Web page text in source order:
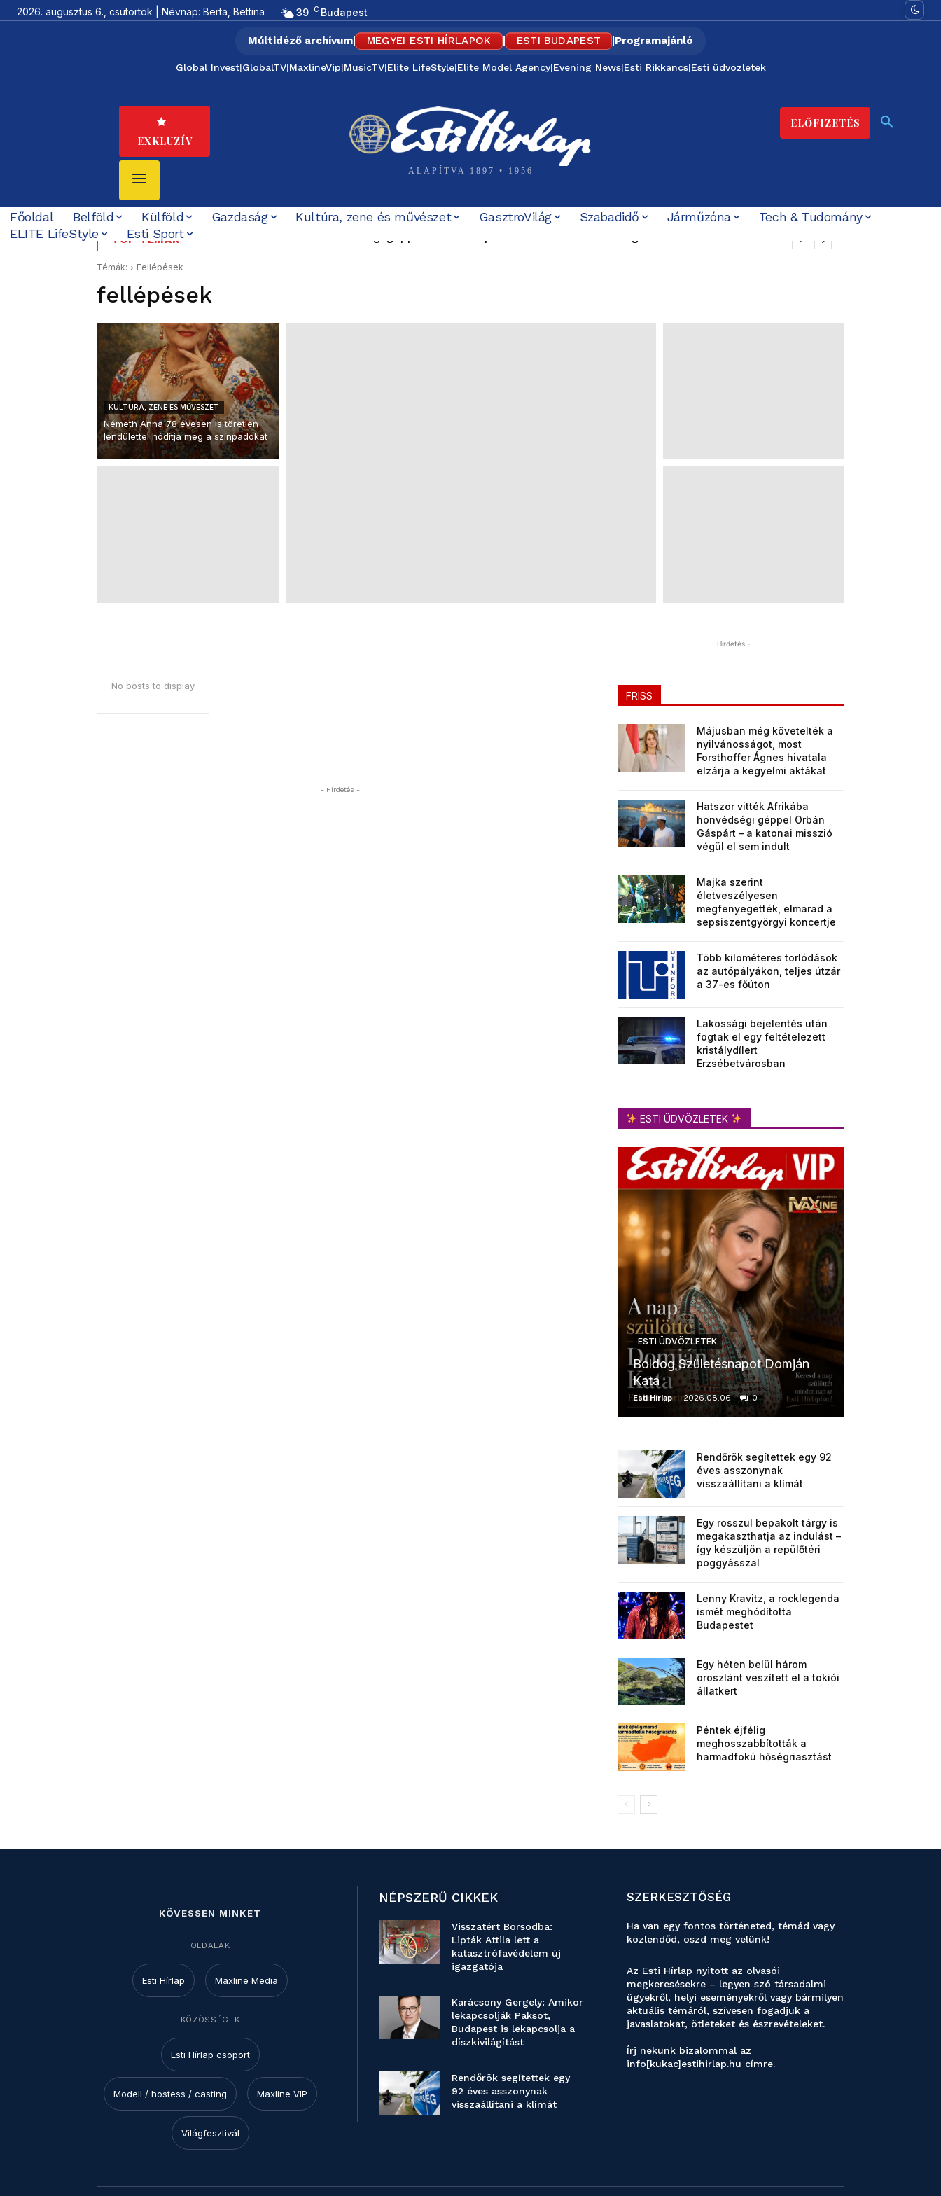
2026. augusztus 6., csütörtök | Névnap: Berta, Bettina 39 C Budapest
Múltidéző archívum| MEGYEI ESTI HÍRLAPOK | ESTI BUDAPEST |Programajánló
Global Invest|GlobalTV|MaxlineVip|MusicTV|Elite LifeStyle|Elite Model Agency|Evening News|Esti Rikkancs|Esti üdvözletek
EXKLUZÍV
ALAPÍTVA 1897 • 1956
ELŐFIZETÉS
Főoldal Belföld Külföld Gazdaság Kultúra, zene és művészet GasztroVilág Szabadidő Járműzóna
Tech & Tudomány
ELITE LifeStyle
Esti Sport
TOP TÉMÁKHatszor vitték Afrikába honvédségi géppel Orbán Gáspárt – a katonai misszió végül el sem indult
Témák: Fellépések
fellépések
KULTÚRA, ZENE ÉS MŰVÉSZET
Németh Anna 78 évesen is töretlen
lendülettel hódítja meg a színpadokat
No posts to display
- Hirdetés -
- Hirdetés -
FRISS
Májusban még követelték a
nyilvánosságot, most
Forsthoffer Ágnes hivatala
elzárja a kegyelmi aktákat
Hatszor vitték Afrikába
honvédségi géppel Orbán
Gáspárt – a katonai misszió
végül el sem indult
Majka szerint
életveszélyesen
megfenyegették, elmarad a
sepsiszentgyörgyi koncertje
Több kilométeres torlódások
az autópályákon, teljes útzár
a 37-es főúton
Lakossági bejelentés után
fogtak el egy feltételezett
kristálydílert
Erzsébetvárosban
ESTI ÜDVÖZLETEK
ESTI ÜDVÖZLETEK
Boldog Születésnapot Domján
Kata
Esti Hírlap - 2026.08.06. 0
Rendőrök segítettek egy 92
éves asszonynak
visszaállítani a klímát
Egy rosszul bepakolt tárgy is
megakaszthatja az indulást –
így készüljön a repülőtéri
poggyásszal
Lenny Kravitz, a rocklegenda
ismét meghódította
Budapestet
Egy héten belül három
oroszlánt veszített el a tokiói
állatkert
Péntek éjfélig
meghosszabbították a
harmadfokú hőségriasztást
KÖVESSEN MINKET
OLDALAK
Esti Hírlap Maxline Media
KÖZÖSSÉGEK
Esti Hírlap csoport
Modell / hostess / casting Maxline VIP
Világfesztivál
NÉPSZERŰ CIKKEK
Visszatért Borsodba:
Lipták Attila lett a
katasztrófavédelem új
igazgatója
Karácsony Gergely: Amikor
lekapcsolják Paksot,
Budapest is lekapcsolja a
díszkivilágítást
Rendőrök segítettek egy
92 éves asszonynak
visszaállítani a klímát
SZERKESZTŐSÉG
Ha van egy fontos történeted, témád vagy
közlendőd, oszd meg velünk!
Az Esti Hírlap nyitott az olvasói
megkeresésekre – legyen szó társadalmi
ügyekről, helyi eseményekről vagy bármilyen
aktuális témáról, szívesen fogadjuk a
javaslatokat, ötleteket és észrevételeket.
Írj nekünk bizalommal az
info[kukac]estihirlap.hu címre.